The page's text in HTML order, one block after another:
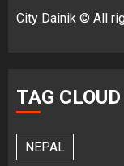
City Dainik © All
TAG CLOUD
NEPAL